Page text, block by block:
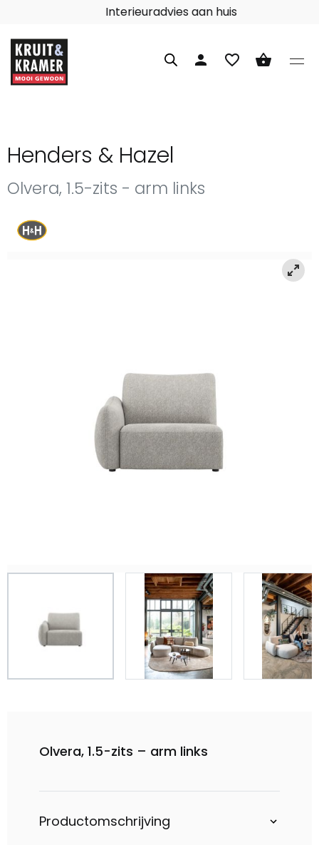
Interieuradvies aan huis
person favorite_border shopping_basket
Henders & Hazel
Olvera, 1.5-zits - arm links
Olvera, 1.5-zits – arm links
Productomschrijving